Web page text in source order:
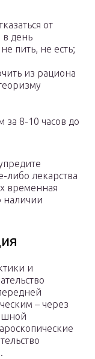
от
в день
пить, не есть;
из рациона
за 8-10 часов до
либо лекарства
временная
наличии
и
– через